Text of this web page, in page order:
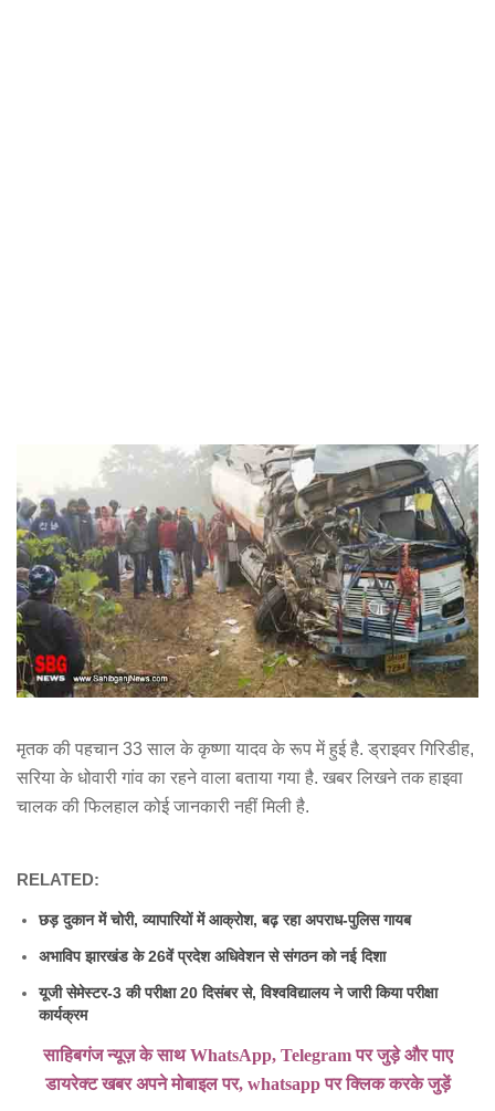
मृतक की पहचान 33 साल के कृष्णा यादव के रूप में हुई है. ड्राइवर गिरिडीह,
सरिया के धोवारी गांव का रहने वाला बताया गया है. खबर लिखने तक हाइवा
चालक की फिलहाल कोई जानकारी नहीं मिली है.
RELATED:
छड़ दुकान में चोरी, व्यापारियों में आक्रोश, बढ़ रहा अपराध-पुलिस गायब
अभाविप झारखंड के 26वें प्रदेश अधिवेशन से संगठन को नई दिशा
यूजी सेमेस्टर-3 की परीक्षा 20 दिसंबर से, विश्वविद्यालय ने जारी किया परीक्षा
कार्यक्रम
साहिबगंज न्यूज़ के साथ WhatsApp, Telegram पर जुड़े और पाए
डायरेक्ट खबर अपने मोबाइल पर, whatsapp पर क्लिक करके जुड़ें